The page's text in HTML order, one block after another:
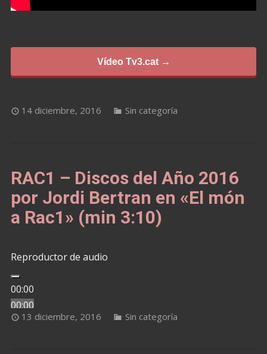
Vídeo Tv3.cat →
14 diciembre, 2016 Sin categoría
RAC1 – Discos del Año 2016
por Jordi Bertran en «El món
a Rac1» (min 3:10)
Reproductor de audio
00:00
00:00
00:0013 diciembre, 2016 Sin categoría